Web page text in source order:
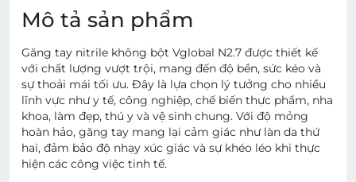
Mô tả sản phẩm
Găng tay nitrile không bột Vglobal N2.7 được thiết kế
với chất lượng vượt trội, mang đến độ bền, sức kéo và
sự thoải mái tối ưu. Đây là lựa chọn lý tưởng cho nhiều
lĩnh vực như y tế, công nghiệp, chế biến thực phẩm, nha
khoa, làm đẹp, thú y và vệ sinh chung. Với độ mỏng
hoàn hảo, găng tay mang lại cảm giác như làn da thứ
hai, đảm bảo độ nhạy xúc giác và sự khéo léo khi thực
hiện các công việc tinh tế.